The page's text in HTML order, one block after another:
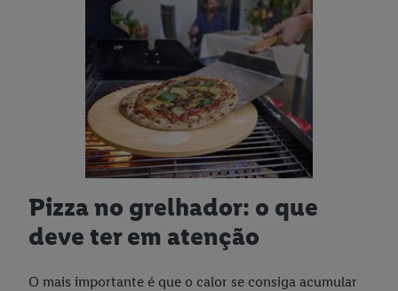
Pizza no grelhador: o que
deve ter em atenção
O mais importante é que o calor se consiga acumular